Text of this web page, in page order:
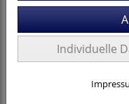
Individuelle